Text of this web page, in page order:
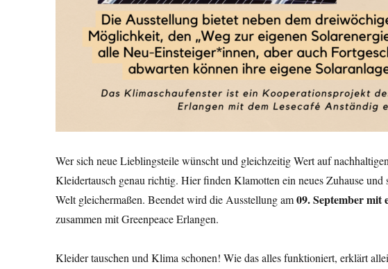
Wer sich neue Lieblingsteile wünscht und gleichzeitig Wert auf
Kleidertausch genau richtig. Hier finden Klamotten ein neues Zuhause und
Welt gleichermaßen. Beendet wird die Ausstellung am09. September
zusammen mit Greenpeace Erlangen.
Kleider tauschen und Klima schonen! Wie das alles funktioniert, erklärt